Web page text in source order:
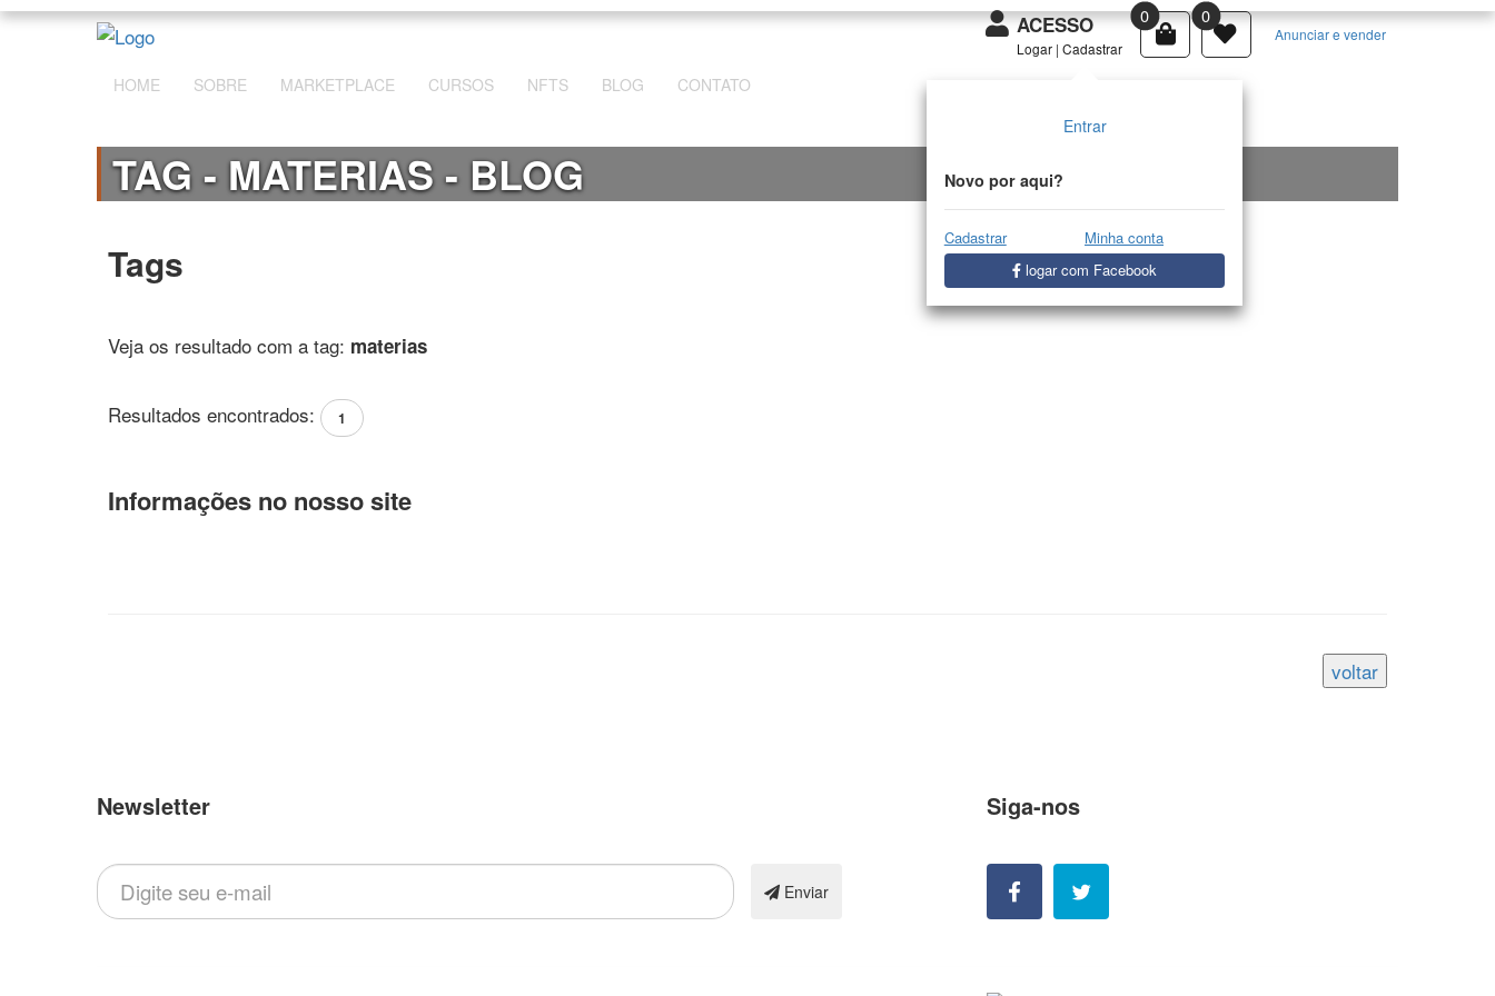
ACESSO
Logar |Cadastrar
Entrar
Novo por aqui?
Cadastrar
Minha conta
logar com Facebook
0 0
Anunciar e vender
HOME SOBRE MARKETPLACE CURSOS NFTS BLOG CONTATO
TAG - MATERIAS - BLOG
Tags
Veja os resultado com a tag: materias
Resultados encontrados: 1
Informações no nosso site
Newsletter
Enviar
Siga-nos